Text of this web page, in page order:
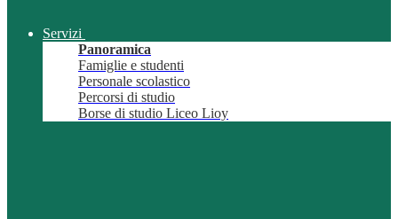
Servizi
Panoramica
Famiglie e studenti
Personale scolastico
Percorsi di studio
Borse di studio Liceo Lioy